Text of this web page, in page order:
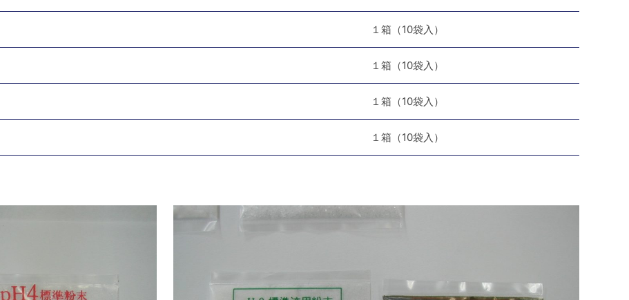
１箱（10袋入）
１箱（10袋入）
１箱（10袋入）
１箱（10袋入）